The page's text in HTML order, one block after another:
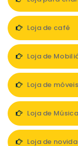
Loja de café
Loja de
Loja de
Loja de Música
Loja de